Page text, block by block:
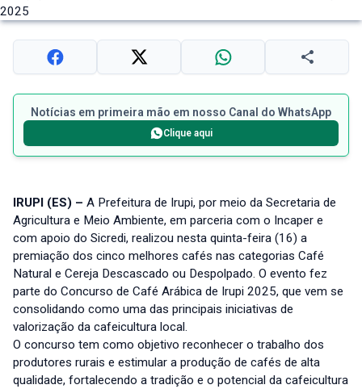
Notícias em primeira mão em nosso Canal do WhatsApp
Clique aqui
IRUPI (ES) – A Prefeitura de Irupi, por meio da Secretaria de
Agricultura e Meio Ambiente, em parceria com o Incaper e
com apoio do Sicredi, realizou nesta quinta-feira (16) a
premiação dos cinco melhores cafés nas categorias Café
Natural e Cereja Descascado ou Despolpado. O evento fez
parte do Concurso de Café Arábica de Irupi 2025, que vem se
consolidando como uma das principais iniciativas de
valorização da cafeicultura local.
O concurso tem como objetivo reconhecer o trabalho dos
produtores rurais e estimular a produção de cafés de alta
qualidade, fortalecendo a tradição e o potencial da cafeicultura